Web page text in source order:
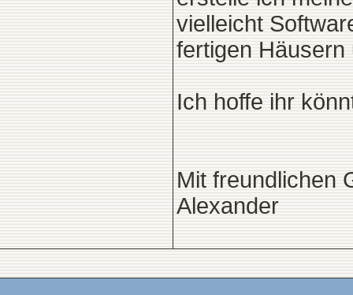
vielleicht
fertigen
Ich hoffe ihr
Mit freundlichen
Alexander